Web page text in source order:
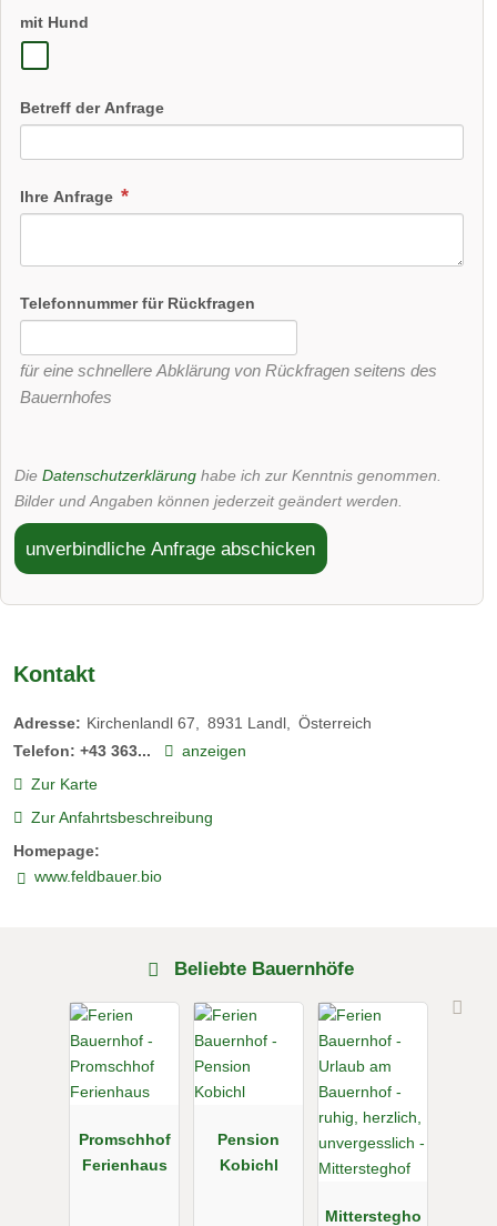
mit Hund
Betreff der Anfrage
Ihre Anfrage
Telefonnummer für Rückfragen
für eine schnellere Abklärung von Rückfragen seitens des
Bauernhofes
Die Datenschutzerklärung habe ich zur Kenntnis genommen.
Bilder und Angaben können jederzeit geändert werden.
unverbindliche Anfrage abschicken
Kontakt
Adresse: Kirchenlandl 67 8931 Landl
Österreich
Telefon: +43 363...
anzeigen
Zur Karte
Zur Anfahrtsbeschreibung
Homepage:
www.feldbauer.bio
Beliebte Bauernhöfe
Promschhof
Ferienhaus
Pension
Kobichl
Mitterstegho